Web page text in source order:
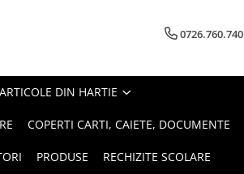
0726.760.740
ARTICOLE DIN HARTIE
COPERTI CARTI, CAIETE, DOCUMENTE
PRODUSE RECHIZITE SCOLARE